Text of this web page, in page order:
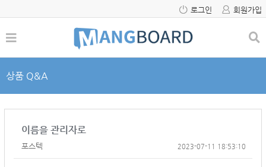
로그인 회원가입
상품 Q&A
이름을 관리자로
포스텍 2023-07-11 18:53:10